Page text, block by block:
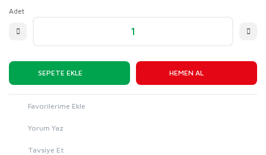
Adet
SEPETE EKLE HEMEN AL
Yorum Yaz
Tavsiye Et